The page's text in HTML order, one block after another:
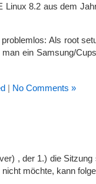
Linux 8.2 aus dem
Als root
ein Samsung/
| No Comments »
, der 1.) die
möchte, kann